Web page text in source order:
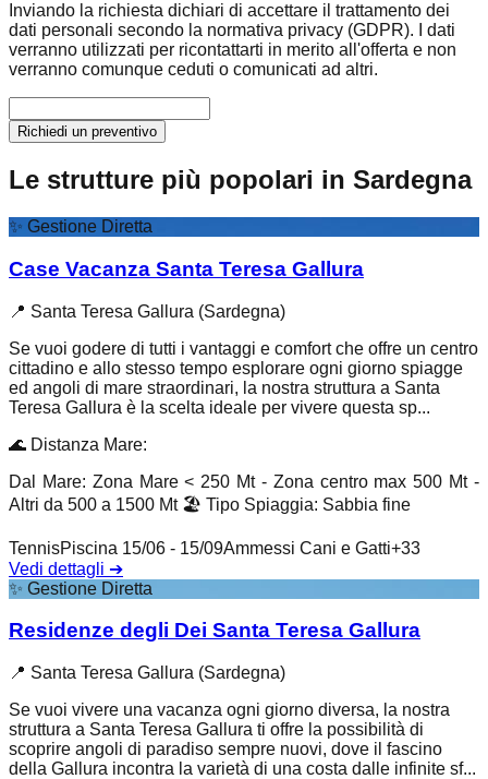
Inviando la richiesta dichiari di accettare il trattamento dei
dati personali secondo la normativa privacy (GDPR). I dati
verranno utilizzati per ricontattarti in merito all'offerta e non
verranno comunque ceduti o comunicati ad altri.
Richiedi un preventivo
Le strutture più popolari in Sardegna
✨ Gestione Diretta
Case Vacanza Santa Teresa Gallura
📍 Santa Teresa Gallura (Sardegna)
Se vuoi godere di tutti i vantaggi e comfort che offre un centro
cittadino e allo stesso tempo esplorare ogni giorno spiagge
ed angoli di mare straordinari, la nostra struttura a Santa
Teresa Gallura è la scelta ideale per vivere questa sp...
🌊 Distanza Mare:
Dal Mare: Zona Mare < 250 Mt - Zona centro max 500 Mt -
Altri da 500 a 1500 Mt 🏖️ Tipo Spiaggia: Sabbia fine
TennisPiscina 15/06 - 15/09Ammessi Cani e Gatti+33
Vedi dettagli ➔
✨ Gestione Diretta
Residenze degli Dei Santa Teresa Gallura
📍 Santa Teresa Gallura (Sardegna)
Se vuoi vivere una vacanza ogni giorno diversa, la nostra
struttura a Santa Teresa Gallura ti offre la possibilità di
scoprire angoli di paradiso sempre nuovi, dove il fascino
della Gallura incontra la varietà di una costa dalle infinite sf...